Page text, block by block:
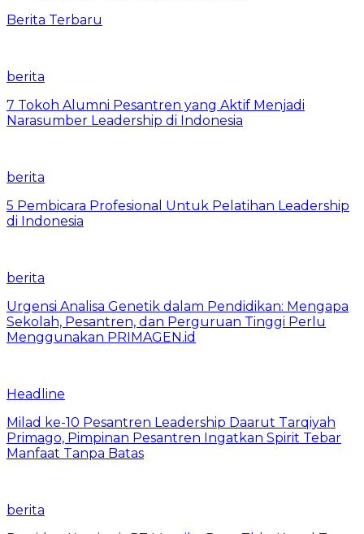
Berita Terbaru
berita
7 Tokoh Alumni Pesantren yang Aktif Menjadi
Narasumber Leadership di Indonesia
berita
5 Pembicara Profesional Untuk Pelatihan Leadership
di Indonesia
berita
Urgensi Analisa Genetik dalam Pendidikan: Mengapa
Sekolah, Pesantren, dan Perguruan Tinggi Perlu
Menggunakan PRIMAGEN.id
Headline
Milad ke-10 Pesantren Leadership Daarut Tarqiyah
Primago, Pimpinan Pesantren Ingatkan Spirit Tebar
Manfaat Tanpa Batas
berita